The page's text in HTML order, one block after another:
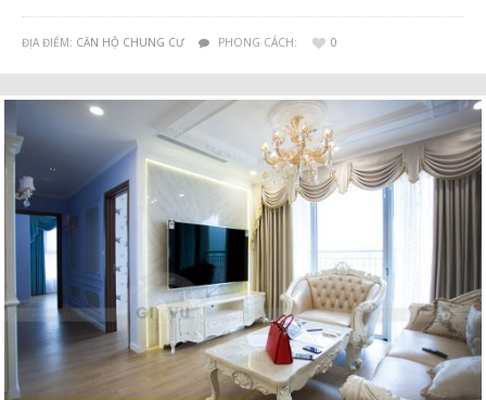
ĐỊA ĐIỂM: CĂN HỘ CHUNG CƯ PHONG CÁCH: 0